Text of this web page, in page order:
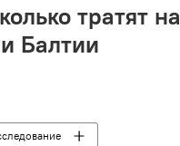
тратят на
Балтии